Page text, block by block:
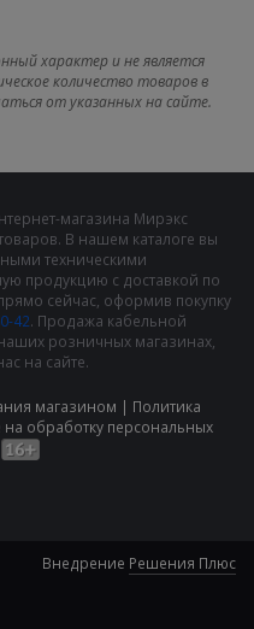
характер и не является
количество товаров в
от указанных на сайте.
магазина Мирэкс
В нашем каталоге вы
техническими
продукцию с доставкой по
сейчас, оформив покупку
42. Продажа кабельной
розничных магазинах,
на сайте.
магазином | Политика
на обработку персональных
Внедрение Решения Плюс